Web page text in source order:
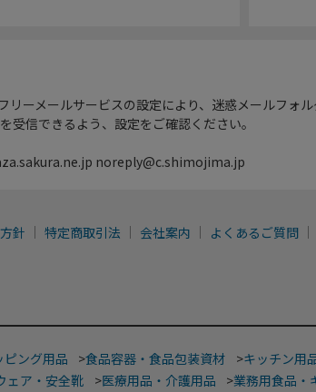
リーメールサービスの設定により、迷惑メールフォ
受信できるよう、設定をご確認ください。
noreply@c.shimojima.jp
針 特定商取引法 会社案内 よくあるご質問
ピング用品 >食品容器・食品包装資材 >キッチン用
ェア・安全靴 >医療用品・介護用品 >業務用食品・